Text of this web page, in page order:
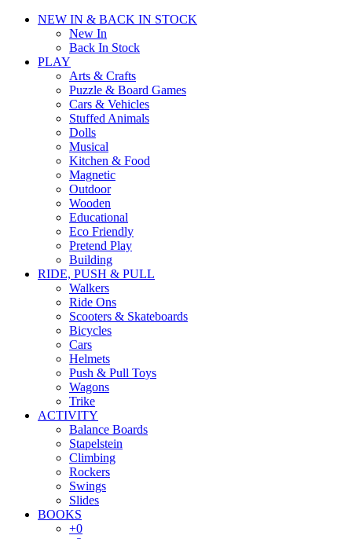
NEW IN & BACK IN STOCK
New In
Back In Stock
PLAY
Arts & Crafts
Puzzle & Board Games
Cars & Vehicles
Stuffed Animals
Dolls
Musical
Kitchen & Food
Magnetic
Outdoor
Wooden
Educational
Eco Friendly
Pretend Play
Building
RIDE, PUSH & PULL
Walkers
Ride Ons
Scooters & Skateboards
Bicycles
Cars
Helmets
Push & Pull Toys
Wagons
Trike
ACTIVITY
Balance Boards
Stapelstein
Climbing
Rockers
Swings
Slides
BOOKS
+0